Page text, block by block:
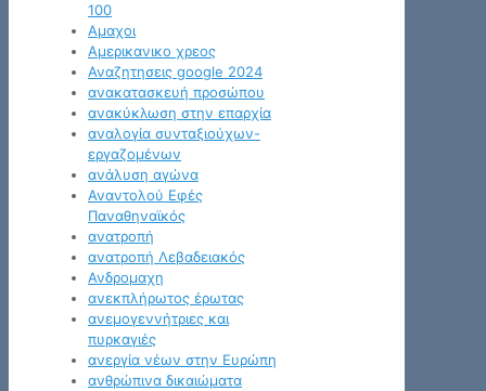
100
Αμαχοι
Αμερικανικο χρεος
Αναζητησεις google 2024
ανακατασκευή προσώπου
ανακύκλωση στην επαρχία
αναλογία συνταξιούχων-
εργαζομένων
ανάλυση αγώνα
Αναντολού Εφές
Παναθηναϊκός
ανατροπή
ανατροπή Λεβαδειακός
Ανδρομαχη
ανεκπλήρωτος έρωτας
ανεμογεννήτριες και
πυρκαγιές
ανεργία νέων στην Ευρώπη
ανθρώπινα δικαιώματα